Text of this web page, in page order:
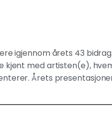
igjennom årets 43 bidrag.
kjent med artisten(e),
Årets